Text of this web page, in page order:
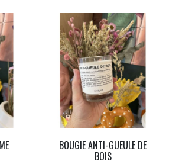
BOUGIE ANTI-GUEULE DE
BOIS